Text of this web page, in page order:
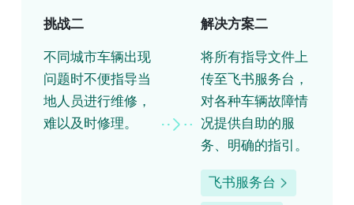
挑战二
不同城市车辆出现
问题时不便指导当
地人员进行维修，
难以及时修理。
解决方案二
将所有指导文件上
传至飞书服务台，
对各种车辆故障情
况提供自助的服
务、明确的指引。
飞书服务台